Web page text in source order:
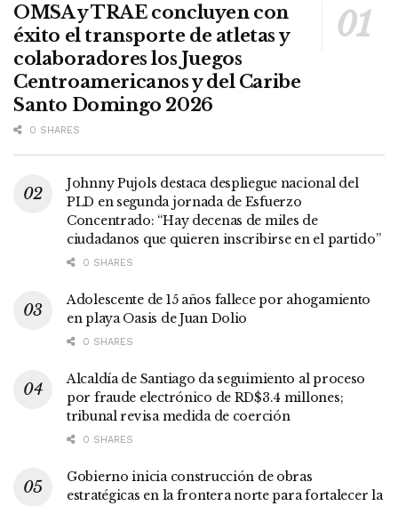
OMSA y TRAE concluyen con
éxito el transporte de atletas y
colaboradores los Juegos
Centroamericanos y del Caribe
Santo Domingo 2026
0 SHARES
Johnny Pujols destaca despliegue nacional del
PLD en segunda jornada de Esfuerzo
Concentrado: “Hay decenas de miles de
ciudadanos que quieren inscribirse en el partido”
0 SHARES
Adolescente de 15 años fallece por ahogamiento
en playa Oasis de Juan Dolio
0 SHARES
Alcaldía de Santiago da seguimiento al proceso
por fraude electrónico de RD$3.4 millones;
tribunal revisa medida de coerción
0 SHARES
Gobierno inicia construcción de obras
estratégicas en la frontera norte para fortalecer la